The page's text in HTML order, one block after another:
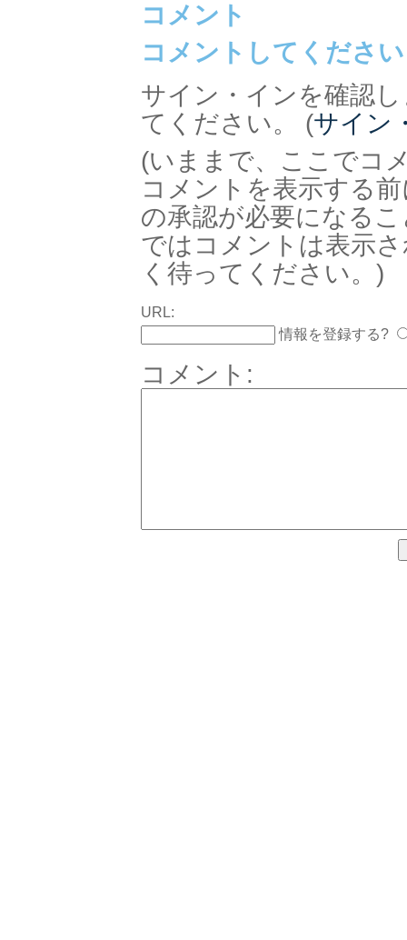
コメント
コメントしてください
サイン・インを確認
てください。 (サイン
(いままで、ここでコ
コメントを表示する
の承認が必要になる
ではコメントは表示
く待ってください。)
URL:
情報を登録する?
コメント: